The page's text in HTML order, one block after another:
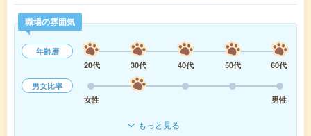
職場の雰囲気
年齢層
20代
30代 40代 50代
60代
男女比率
女性
男性
もっと見る